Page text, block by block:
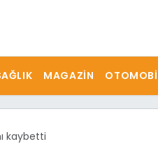
MAGAZIN
kaybetti